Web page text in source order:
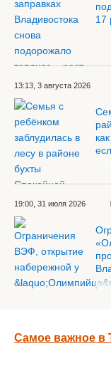
17
13:13, 3 августа 2026
19:00, 31 июля 2026
Самое важное в